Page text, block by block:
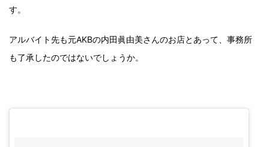
す。
アルバイト先も元AKBの内田眞由美さんのお店とあって、事務所
も了承したのではないでしょうか。